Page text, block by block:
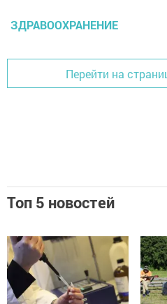
ЗДРАВООХРАНЕНИЕ
Перейти на
Топ 5 новостей